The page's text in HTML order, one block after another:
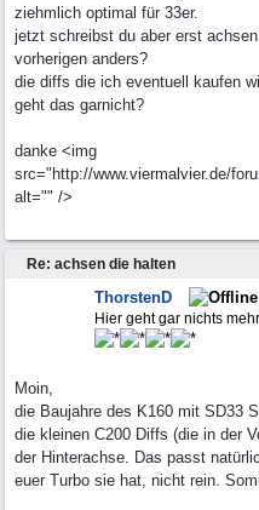
ziehmlich optimal für 33er.
jetzt schreibst du aber erst
vorherigen anders?
die diffs die ich eventuell kaufen
geht das garnicht?
danke <img
src="http://www.viermalvier.de/
alt="" />
Re: achsen die halten
ThorstenD
Hier geht gar nichts mehr
Moin,
die Baujahre des K160 mit SD33
die kleinen C200 Diffs (die in der
der Hinterachse. Das passt
euer Turbo sie hat, nicht rein.